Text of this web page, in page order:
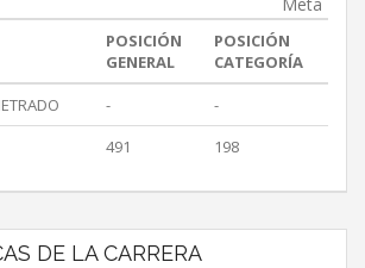
Meta
POSICIÓN
GENERAL
POSICIÓN
CATEGORÍA
-
-
491 198
DE LA CARRERA